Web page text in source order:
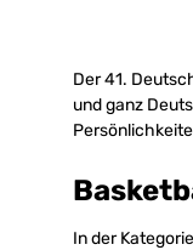
Der 41.
und ganz
In der